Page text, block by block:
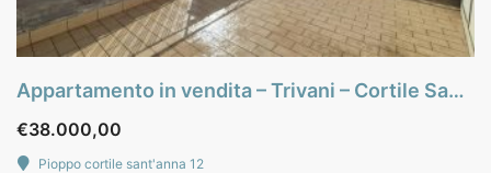
Appartamento in vendita – Trivani – Cortile Sant’Anna – Pioppo
€38.000,00
Pioppo cortile sant'anna 12